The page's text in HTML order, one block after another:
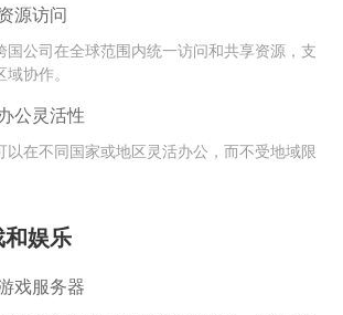
源访问
国公司在全球范围内统一访问和共享资源，支
协作。
公灵活性
以在不同国家或地区灵活办公，而不受地域限
娱乐
戏服务器